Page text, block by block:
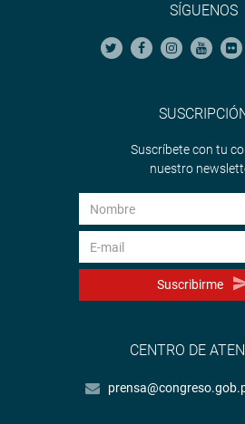
SÍGUENOS
Suscríbete con tu
nuestro
Suscribirme
CENTRO DE